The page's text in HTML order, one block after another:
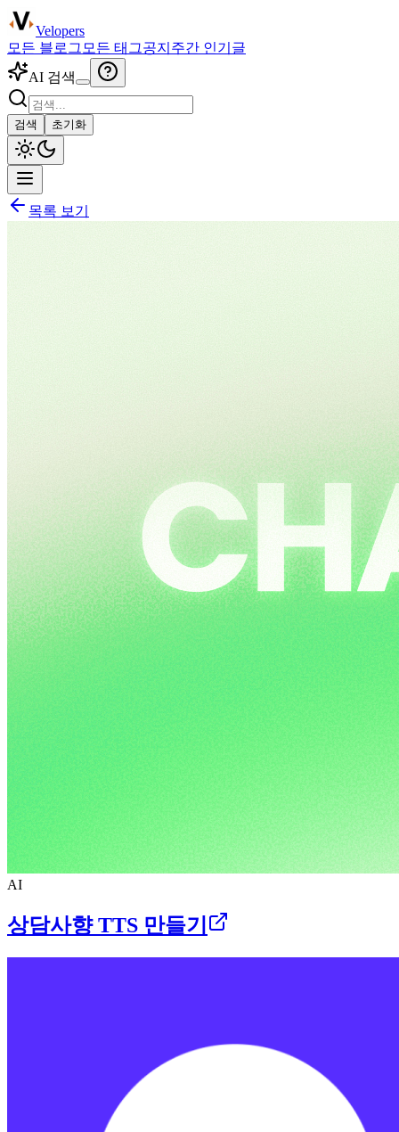
Velopers
모든 블로그 모든 태그공지 주간 인기글
AI 검색
검색 초기화
목록 보기
AI
상담사향 TTS 만들기